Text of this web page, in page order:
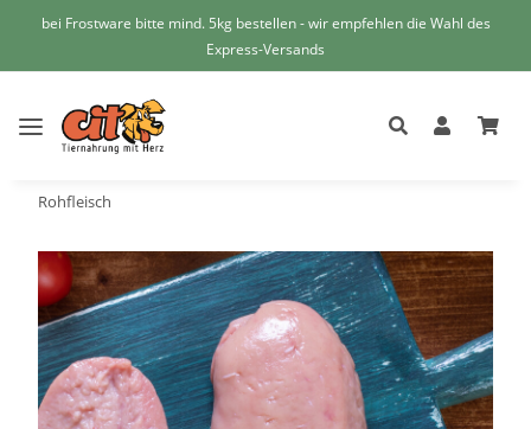
bei Frostware bitte mind. 5kg bestellen - wir empfehlen die Wahl des
Express-Versands
Rohfleisch